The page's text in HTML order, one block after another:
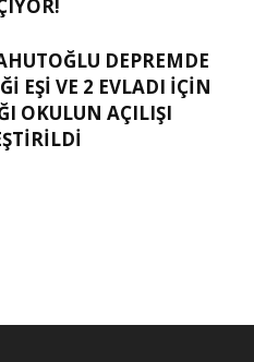
DEPREMDE
EŞI VE 2 EVLADI IÇIN
OKULUN AÇILIŞI